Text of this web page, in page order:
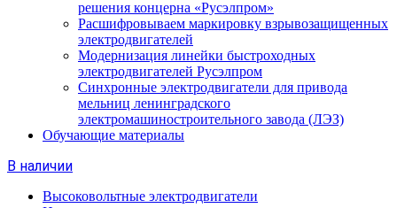
решения концерна «Русэлпром»
Расшифровываем маркировку взрывозащищенных
электродвигателей
Модернизация линейки быстроходных
электродвигателей Русэлпром
Синхронные электродвигатели для привода
мельниц ленинградского
электромашиностроительного завода (ЛЭЗ)
Обучающие материалы
В наличии
Высоковольтные электродвигатели